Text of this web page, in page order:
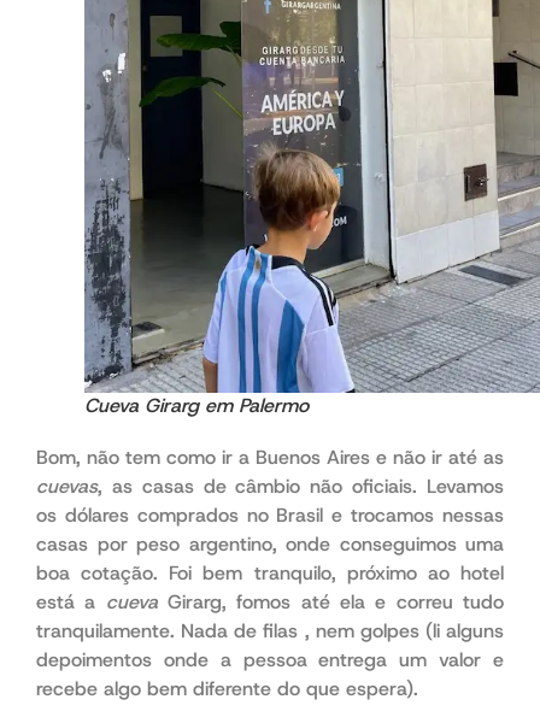
Cueva Girarg em Palermo
Bom, não tem como ir a Buenos Aires e não ir até as
cuevas, as casas de câmbio não oficiais. Levamos
os dólares comprados no Brasil e trocamos nessas
casas por peso argentino, onde conseguimos uma
boa cotação. Foi bem tranquilo, próximo ao hotel
está a cuevaGirarg, fomos até ela e correu tudo
tranquilamente. Nada de filas , nem golpes (li alguns
depoimentos onde a pessoa entrega um valor e
recebe algo bem diferente do que espera).